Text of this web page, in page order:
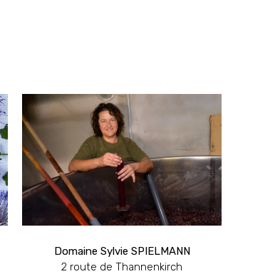
Domaine Sylvie SPIELMANN
2 route de Thannenkirch